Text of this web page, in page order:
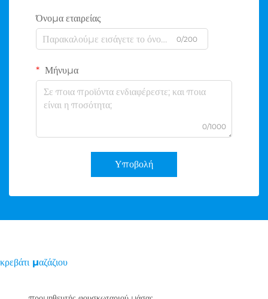
Όνομα εταιρείας
0/200
Μήνυμα
0/1000
Υποβολή
κρεβάτι μαζάζιου